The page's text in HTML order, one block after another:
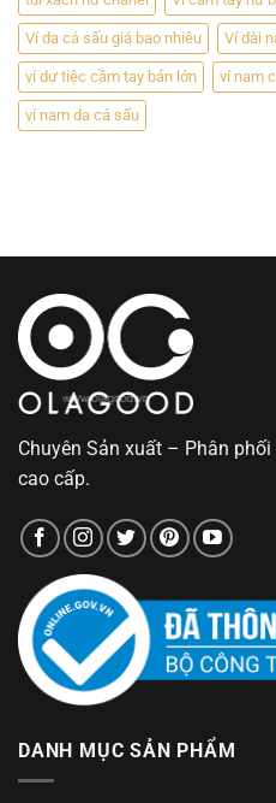
Ví da cá sấu giá bao nhiêu Ví dài
ví dự tiệc cầm tay bản lớn ví nam
ví nam da cá sấu
Chuyên Sản xuất – Phân
cao cấp.
DANH MỤC SẢN PHẨM